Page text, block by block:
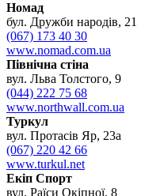
Номад
бул. Дружби народів, 21
(067) 173 40 30
www.nomad.com.ua
Північна стіна
вул. Льва Толстого, 9
(044) 222 75 68
www.northwall.com.ua
Туркул
вул. Протасів Яр, 23а
(067) 220 42 66
www.turkul.net
Екіп Спорт
вул. Раїси Окіпної, 8